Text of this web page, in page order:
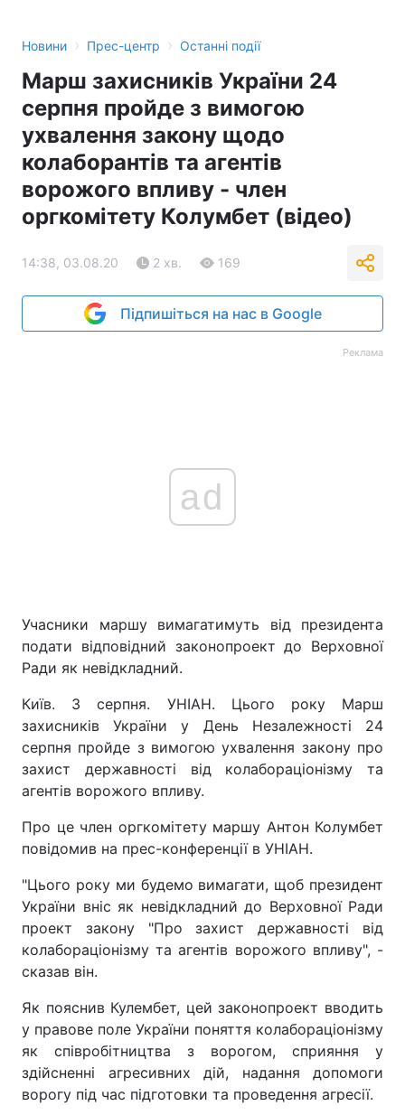
Новини › Прес-центр › Останні події
Марш захисників України 24
серпня пройде з вимогою
ухвалення закону щодо
колаборантів та агентів
ворожого впливу - член
оргкомітету Колумбет (відео)
14:38, 03.08.20 2 хв. 169
Підпишіться на нас в Google
Реклама
ad
Учасники маршу вимагатимуть від президента
подати відповідний законопроект до Верховної
Ради як невідкладний.
Київ. 3 серпня. УНІАН. Цього року Марш
захисників України у День Незалежності 24
серпня пройде з вимогою ухвалення закону про
захист державності від колабораціонізму та
агентів ворожого впливу.
Про це член оргкомітету маршу Антон Колумбет
повідомив на прес-конференції в УНІАН.
"Цього року ми будемо вимагати, щоб президент
України вніс як невідкладний до Верховної Ради
проект закону "Про захист державності від
колабораціонізму та агентів ворожого впливу", -
сказав він.
Як пояснив Кулембет, цей законопроект вводить
у правове поле України поняття колабораціонізму
як співробітництва з ворогом, сприяння у
здійсненні агресивних дій, надання допомоги
ворогу під час підготовки та проведення агресії.